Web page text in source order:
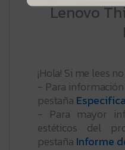
Lenovo
¡Hola! Si me lees
- Para
pestaña
- Para mayor
estéticos del
pestaña Informe